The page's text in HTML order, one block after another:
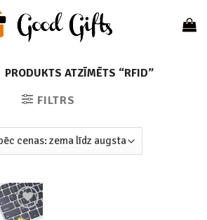
PRODUKTS ATZĪMĒTS “RFID”
FILTRS